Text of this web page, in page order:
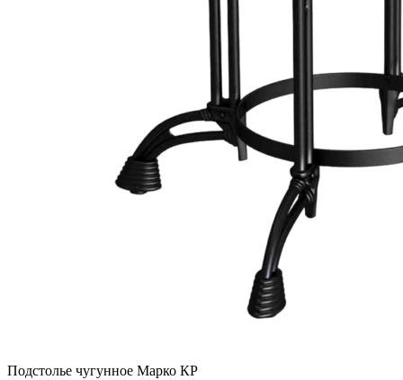
Подстолье чугунное Марко КР